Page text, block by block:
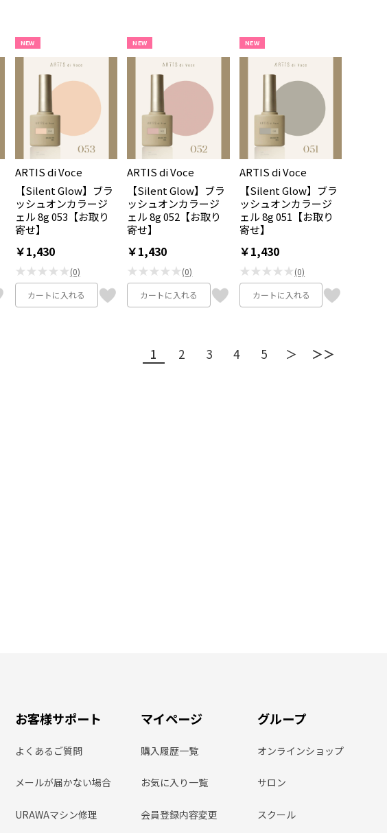
NEW
ARTIS di Voce
【Silent Glow】ブラ
ッシュオンカラージ
ェル 8g 053【お取り
寄せ】
￥1,430
★★★★★(0)
カートに入れる
NEW
ARTIS di Voce
【Silent Glow】ブラ
ッシュオンカラージ
ェル 8g 052【お取り
寄せ】
￥1,430
★★★★★(0)
カートに入れる
NEW
ARTIS di Voce
【Silent Glow】ブラ
ッシュオンカラージ
ェル 8g 051【お取り
寄せ】
￥1,430
★★★★★(0)
カートに入れる
1 2 3 4 5 ＞ ＞＞
お客様サポート
よくあるご質問
メールが届かない場合
URAWAマシン修理
マイページ
購入履歴一覧
お気に入り一覧
会員登録内容変更
グループ
オンラインショップ
サロン
スクール